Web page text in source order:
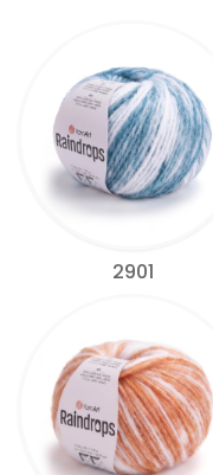
2901